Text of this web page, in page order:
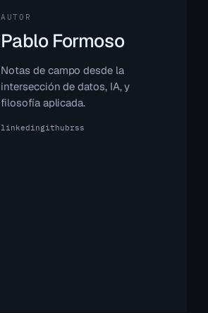
AUTOR
Pablo Formoso
Notas de campo desde la
intersección de datos, IA, y
filosofía aplicada.
linkedingithubrss